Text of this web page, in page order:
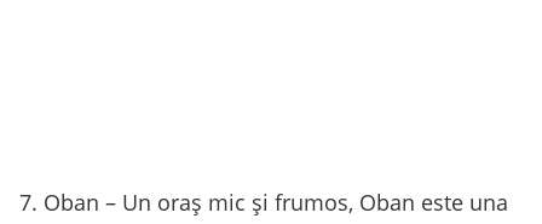
7. Oban – Un oraș mic și frumos, Oban este una